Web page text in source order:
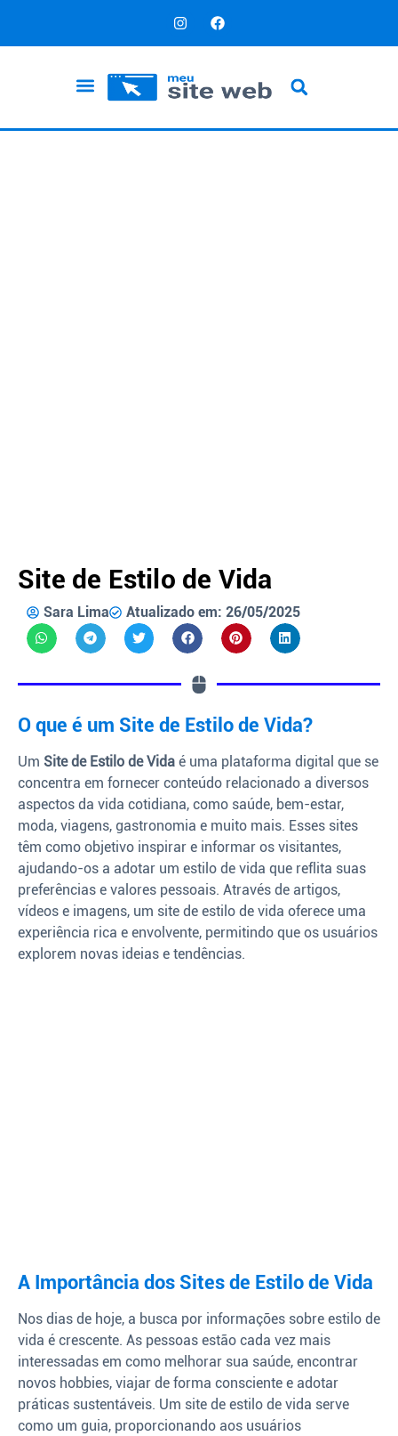
Site de Estilo de Vida
Sara Lima Atualizado em: 26/05/2025
O que é um Site de Estilo de Vida?
Um Site de Estilo de Vida é uma plataforma digital que se
concentra em fornecer conteúdo relacionado a diversos
aspectos da vida cotidiana, como saúde, bem-estar,
moda, viagens, gastronomia e muito mais. Esses sites
têm como objetivo inspirar e informar os visitantes,
ajudando-os a adotar um estilo de vida que reflita suas
preferências e valores pessoais. Através de artigos,
vídeos e imagens, um site de estilo de vida oferece uma
experiência rica e envolvente, permitindo que os usuários
explorem novas ideias e tendências.
A Importância dos Sites de Estilo de Vida
Nos dias de hoje, a busca por informações sobre estilo de
vida é crescente. As pessoas estão cada vez mais
interessadas em como melhorar sua saúde, encontrar
novos hobbies, viajar de forma consciente e adotar
práticas sustentáveis. Um site de estilo de vida serve
como um guia, proporcionando aos usuários